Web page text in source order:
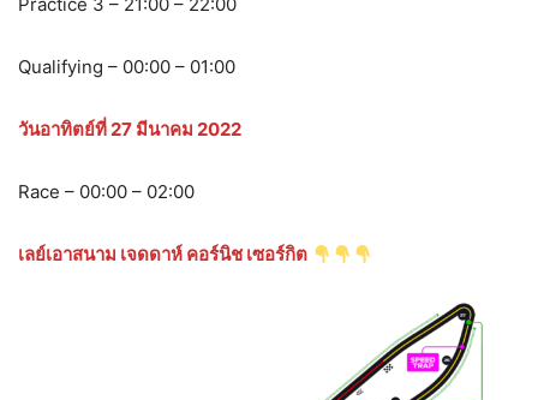
Practice 3 – 21:00 – 22:00
Qualifying – 00:00 – 01:00
วันอาทิตย์ที่ 27 มีนาคม 2022
Race – 00:00 – 02:00
เลย์เอาสนาม เจดดาห์ คอร์นิช เซอร์กิต